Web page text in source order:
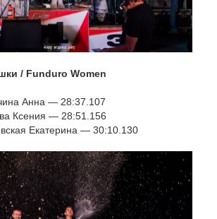
/ Funduro Women
Анна — 28:37.107
Ксения — 28:51.156
Екатерина — 30:10.130